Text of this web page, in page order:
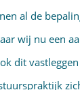
al de
wij nu een
dit